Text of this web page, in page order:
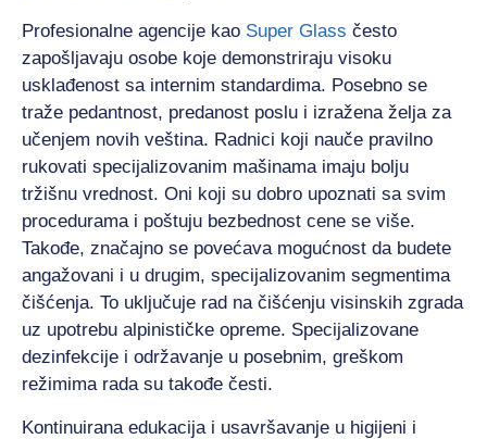
Profesionalne agencije kao Super Glass često
zapošljavaju osobe koje demonstriraju visoku
usklađenost sa internim standardima. Posebno se
traže pedantnost, predanost poslu i izražena želja za
učenjem novih veština. Radnici koji nauče pravilno
rukovati specijalizovanim mašinama imaju bolju
tržišnu vrednost. Oni koji su dobro upoznati sa svim
procedurama i poštuju bezbednost cene se više.
Takođe, značajno se povećava mogućnost da budete
angažovani i u drugim, specijalizovanim segmentima
čišćenja. To uključuje rad na čišćenju visinskih zgrada
uz upotrebu alpinističke opreme. Specijalizovane
dezinfekcije i održavanje u posebnim, greškom
režimima rada su takođe česti.
Kontinuirana edukacija i usavršavanje u higijeni i